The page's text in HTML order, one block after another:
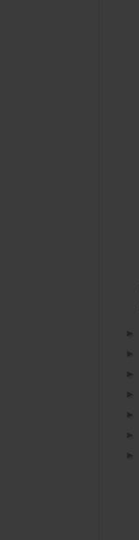
►
►
►
►
►
►
►